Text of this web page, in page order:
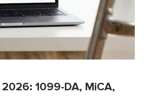
1099-DA, MiCA,